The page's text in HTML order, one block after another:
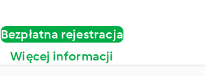
Bezpłatna rejestracja
Więcej informacji